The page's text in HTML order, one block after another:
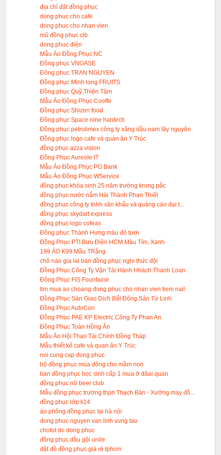
địa chỉ đặt đồng phục
dong phuc cho cafe
dong phuc cho nhan vien
mũ đồng phục clb
dong phuc điện
Mẫu Áo Đồng Phục NC
Đồng phục VNGASE
Đông phuc TRAN NGUYEN
Đồng phục Minh long FRUITS
Đồng phục Quỹ Thiện Tâm
Mẫu Áo Đồng Phục Cooffe
Đồng phục Shizen food
Đồng phục Space nine hantech
Đồng phục petrolimex công ty xăng dầu nam tây nguyên
Đồng phục logo cafe và quán ăn Y Trúc
đồng phục azza vision
Đồng Phục Aureole IT
Mẫu Áo Đồng Phục PG Bank
Mẫu Áo Đồng Phục WService
đồng phục khóa sinh 25 năm trường krong pắc
đồng phục nước nắm Hải Thành Phan Thiết
đồng phục công ty tnhh sân khấu và quảng cáo đại t...
đồng phục skydart express
đồng phục logo cofeas
Đồng phục Thành Hưng màu đỏ tươi
Đồng Phục PTI Bưu Điện HCM Màu Tím, Xanh
199 ÁO K99 Mầu TRắng
chô nào gia lai bán đồng phục nghi thức đội
Đồng Phục Công Ty Vận Tải Hành Hhách Thanh Loan
Đồng Phục FIS Fountaine
tim mua ao choang đong phuc cho nhan vien tiem nail
Đồng Phục Sàn Giao Dịch Bất Động Sản Tứ Linh
Đồng Phục AutoCon
Đồng Phục PAE KP Electric Công Ty Phan An
Đồng Phục Toàn Hồng Ân
Mẫu Áo Hội Thao Tài Chính Đồng Tháp
Mẫu thiết kế cafe và quan ăn Y Trúc
noi cung cap đong phuc
bộ đồng phục mùa đông cho mầm non
ban đồng phục học sinh cấp 1 mua ở đâai quan
đồng phục nữ beer club
Mẫu đồng phục trường thph Thạch Bàn - Xưởng may đồ...
đồng phục lớp k14
áo phông đồng phục tại hà nội
đong phuc nguyen van linh vung tau
chotot do dong phuc
đồng phục dầu gội unile
đặt đồ đồng phục giá rẻ tphcm